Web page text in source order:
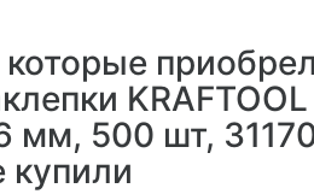
KRAFTOOL
мм, 500 шт,
купили